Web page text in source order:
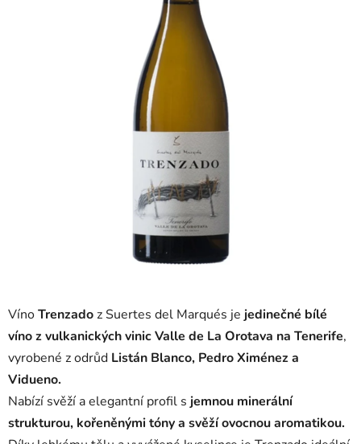
VínoTrenzadozSuertes del Marqués je jedinečné bílé
víno z vulkanických vinic Valle de La Orotava na Tenerife,
vyrobené z odrůd Listán Blanco, Pedro Ximénez a
Vidueno.
Nabízí svěží a elegantní profil s jemnou minerální
strukturou, kořeněnými tóny a svěží ovocnou aromatikou.